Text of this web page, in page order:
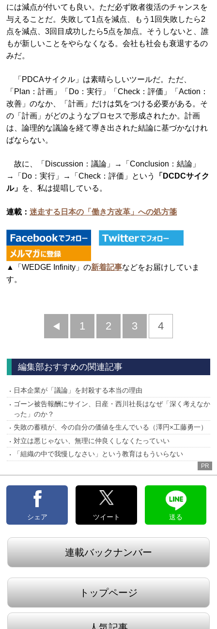
には減点が付いても良い。ただ必ず敗者復活のチャンスを
与えることだ。失敗して1点を減点、もう1回失敗したら2
点を減点、3回目成功したら5点を加点。そうしないと、誰
もが新しいことをやらなくなる。会社も社会も衰退するの
みだ。
「PDCAサイクル」は素晴らしいツールだ。ただ、
「Plan：計画」「Do：実行」「Check：評価」「Action：
改善」のなか、「計画」だけは気をつける必要がある。そ
の「計画」がどのようなプロセスで形成されたか。計画
は、論理的な議論を経て導き出された結論に基づかなけれ
ばならない。
故に、「Discussion：議論」→「Conclusion：結論」
→「Do：実行」→「Check：評価」という
「DCDCサイク
ル」 を、私は提唱している。
連載：迷走する日本の「働き方改革」への処方箋
▲「WEDGE Infinity」の新着記事などをお届けしていま
す。
前
1 2 3 4
編集部おすすめの関連記事
日本企業が「議論」を封殺する本当の理由
ゴーン被告報酬にサイン、日産・西川社長はなぜ「深く考えなか
った」のか？
失敗の蓄積が、今の自分の価値を生んでいる（澤円×工藤勇一）
対立は悪じゃない、無理に仲良くしなくたっていい
「組織の中で我慢しなさい」という教育はもういらない
PR
シェア ツイート 送る
連載バックナンバー
トップページ